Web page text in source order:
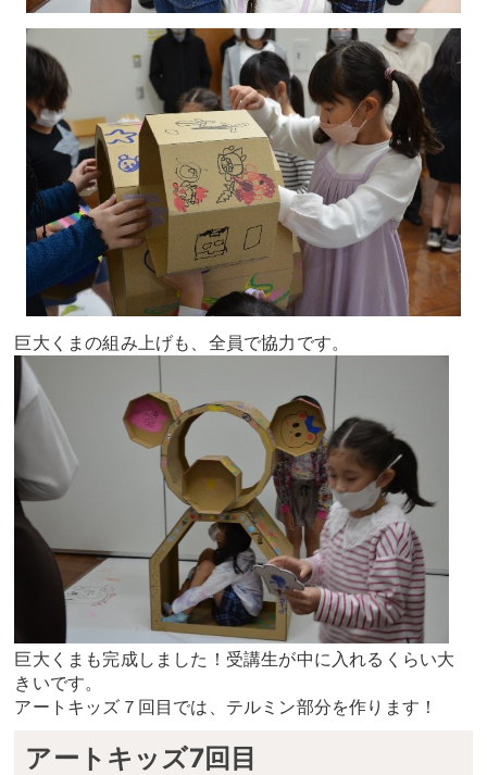
巨大くまの組み上げも、全員で協力です。
巨大くまも完成しました！受講生が中に入れるくらい大
きいです。
アートキッズ７回目では、テルミン部分を作ります！
アートキッズ7回目